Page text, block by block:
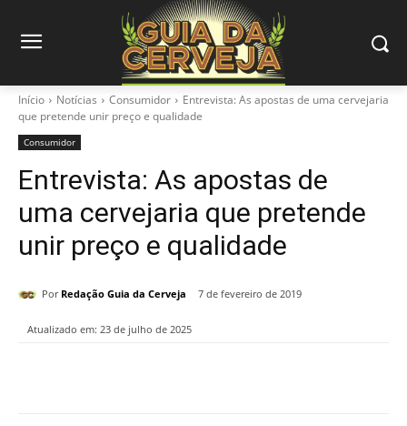
Início Notícias Consumidor
Entrevista: As apostas de uma cervejaria
que pretende unir preço e qualidade
Consumidor
Entrevista: As apostas de
uma cervejaria que pretende
unir preço e qualidade
Por Redação Guia da Cerveja 7 de fevereiro de 2019
Atualizado em: 23 de julho de 2025